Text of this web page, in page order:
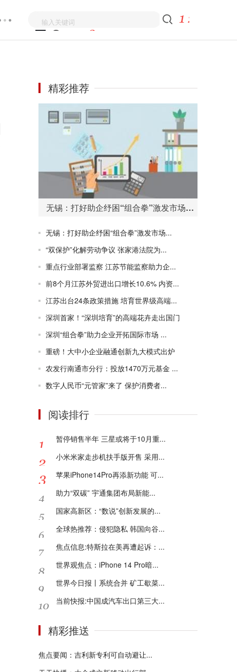
精彩推荐
无锡：打好助企纾困“组合拳”激发市场主体活力
无锡：打好助企纾困“组合拳”激发市场...
“双保护”化解劳动争议 张家港法院为...
重点行业部署监察 江苏节能监察助力企...
前8个月江苏外贸进出口增长10.6% 内资...
江苏出台24条政策措施 培育世界级高端...
深圳首家！“深圳培育”的高端花卉走出国门
深圳“组合拳”助力企业开拓国际市场 ...
重磅！大中小企业融通创新九大模式出炉
农发行南通市分行：投放1470万元基金 ...
数字人民币“元管家”来了 保护消费者...
阅读排行
暂停销售半年 三星或将于10月重...
小米米家走步机扶手版开售 采用...
苹果iPhone14Pro再添新功能 可...
助力“双碳” 宇通集团布局新能...
国家高新区：“数说”创新发展的...
全球热推荐：侵犯隐私 韩国向谷...
焦点信息:特斯拉在美再遭起诉：...
世界观焦点：iPhone 14 Pro暗...
世界今日报丨系统合并 矿工歇菜...
当前快报:中国成汽车出口第三大...
精彩推送
焦点要闻：吉利新专利可自动避让...